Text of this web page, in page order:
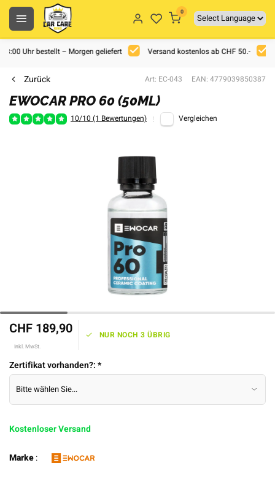
0
Uhr bestellt – Morgen geliefert Versand kostenlos ab CHF 50.-
Zurück Art: EC-043 EAN: 4779039850387
EWOCAR PRO 60 (50ML)
10/10 (1 Bewertungen) Vergleichen
CHF 189,90
Inkl. MwSt.
NUR NOCH 3 ÜBRIG
Zertifikat vorhanden?:*
Kostenloser Versand
Marke: